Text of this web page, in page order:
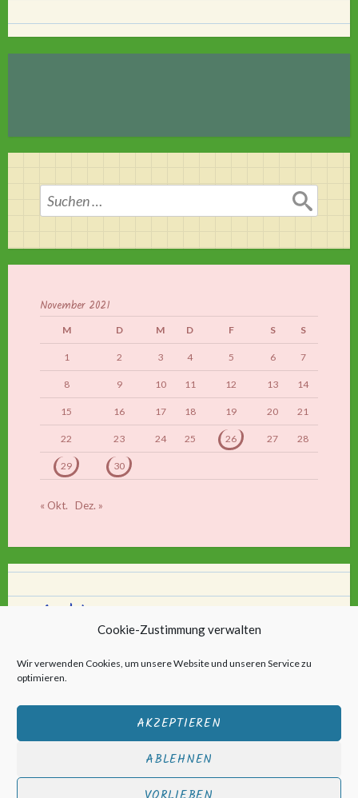
Cookie-Zustimmung verwalten
Wir verwenden Cookies, um unsere Website und unseren Service zu
optimieren.
AKZEPTIEREN
ABLEHNEN
Suchen
nach:
November 2021
M D M D F S S
1 2 3 4 5 6 7
8 9 10 11 12 13 14
15 16 17 18 19 20 21
22 23 24 25 26 27 28
29 30
« Okt. Dez. »
Archiv
Stolz bereitgestellt von WordPress | Theme: Scratchpad von